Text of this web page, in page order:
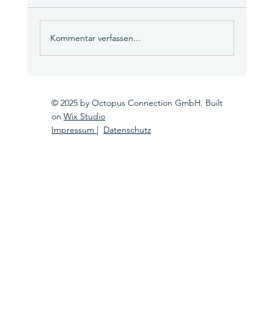
Kommentar verfassen...
© 2025 by Octopus Connection GmbH. Built
on Wix Studio
Impressum | Datenschutz